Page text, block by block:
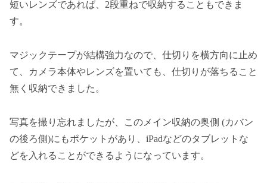
短いレンズであれば、2段重ねで収納することもできま
す。
マジックテープが結構強力なので、仕切りを横方向に止め
て、カメラ本体やレンズを置いても、仕切りが落ちること
無く収納できました。
写真を撮り忘れましたが、このメイン収納の奥側 (カバン
の後ろ側)にもポケットがあり、iPadなどのタブレットな
どを入れることができるようになっています。